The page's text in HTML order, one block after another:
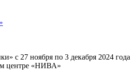
с 27 ноября по 3 декабря 2024 года
центре «НИВА»